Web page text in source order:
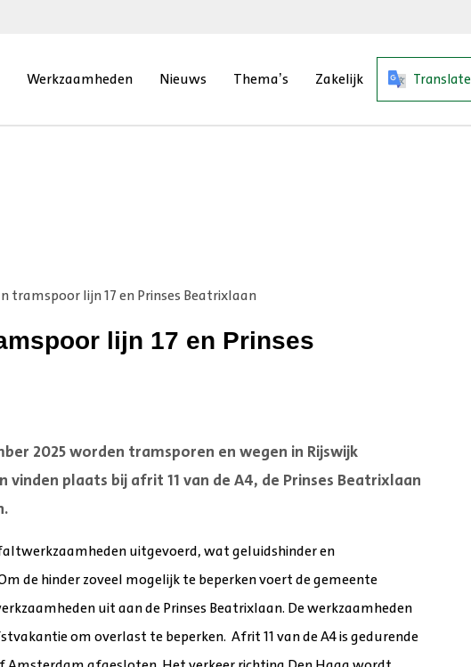
Werkzaamheden Nieuws Thema’s Zakelijk Translate
lijn 17 en Prinses
tramspoor lijn 17 en Prinses Beatrixlaan
2025 worden tramsporen en wegen in Rijswijk
vinden plaats bij afrit 11 van de A4, de Prinses Beatrixlaan
uitgevoerd, wat geluidshinder en
de hinder zoveel mogelijk te beperken voert de gemeente
uit aan de Prinses Beatrixlaan. De werkzaamheden
om overlast te beperken. Afrit 11 van de A4 is gedurende